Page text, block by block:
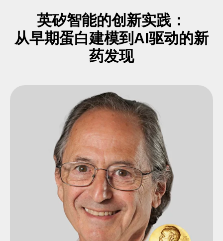
英矽智能的创新实践：
从早期蛋白建模到AI驱动的新
药发现